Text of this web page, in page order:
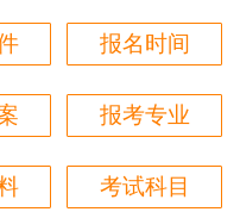
2023年2月4日
资源和社会保障局网
的多非常好
备充分也非常有耐
报名时间
报考专业
考试科目